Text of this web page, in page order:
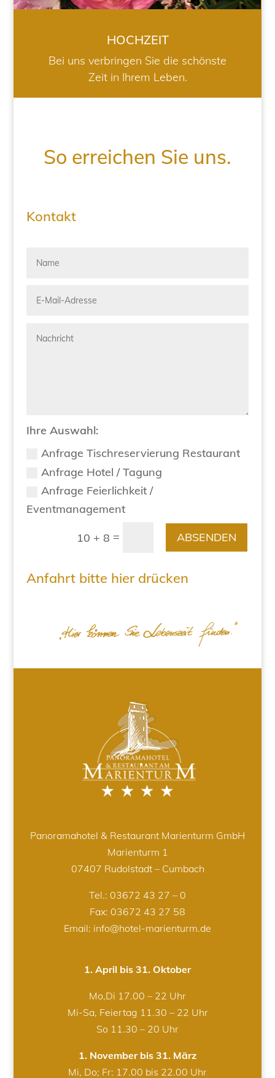
HOCHZEIT
Bei uns verbringen Sie die schönste
Zeit in Ihrem Leben.
So erreichen Sie uns.
Kontakt
Ihre Auswahl:
Anfrage Tischreservierung Restaurant
Anfrage Hotel / Tagung
Anfrage Feierlichkeit /
Eventmanagement
10 + 8 = ABSENDEN
Anfahrt bitte hier drücken
Panoramahotel & Restaurant Marienturm GmbH
Marienturm 1
07407 Rudolstadt – Cumbach
Tel.: 03672 43 27 – 0
Fax: 03672 43 27 58
Email: info@hotel-marienturm.de
1. April bis 31. Oktober
Mo,Di 17.00 – 22 Uhr
Mi-Sa, Feiertag 11.30 – 22 Uhr
So 11.30 – 20 Uhr
1. November bis 31. März
Mi, Do; Fr: 17.00 bis 22.00 Uhr